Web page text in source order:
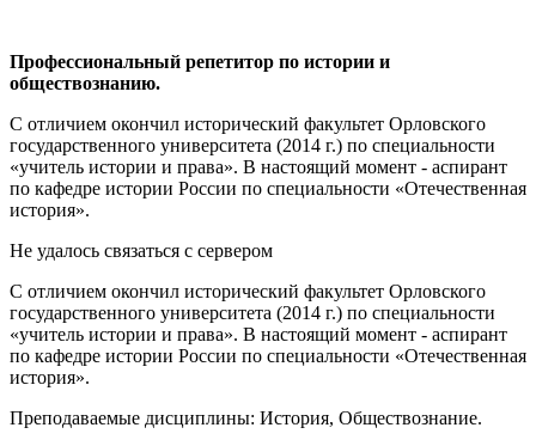
Профессиональный репетитор по истории и
обществознанию.
С отличием окончил исторический факультет Орловского
государственного университета (2014 г.) по специальности
«учитель истории и права». В настоящий момент - аспирант
по кафедре истории России по специальности «Отечественная
история».
Не удалось связаться с сервером
С отличием окончил исторический факультет Орловского
государственного университета (2014 г.) по специальности
«учитель истории и права». В настоящий момент - аспирант
по кафедре истории России по специальности «Отечественная
история».
Преподаваемые дисциплины: История, Обществознание.